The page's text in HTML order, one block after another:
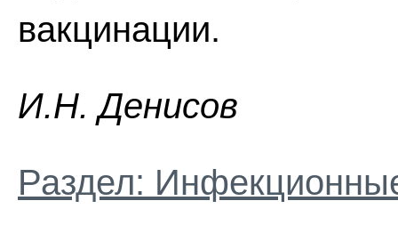
вакцинации.
И.H. Дeниcoв
Раздел: